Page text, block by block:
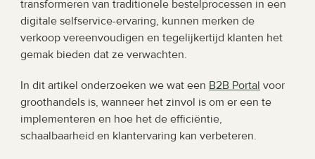
transformeren van traditionele bestelprocessen in een
digitale selfservice-ervaring, kunnen merken de
verkoop vereenvoudigen en tegelijkertijd klanten het
gemak bieden dat ze verwachten.
In dit artikel onderzoeken we wat een B2B Portal voor
groothandels is, wanneer het zinvol is om er een te
implementeren en hoe het de efficiëntie,
schaalbaarheid en klantervaring kan verbeteren.